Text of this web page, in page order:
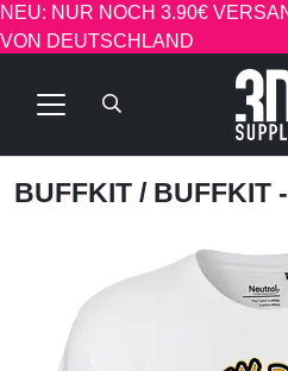
NEU: NUR NOCH 3.90€
VON DEUTSCHLAND
BUFFKIT / BUFFKIT